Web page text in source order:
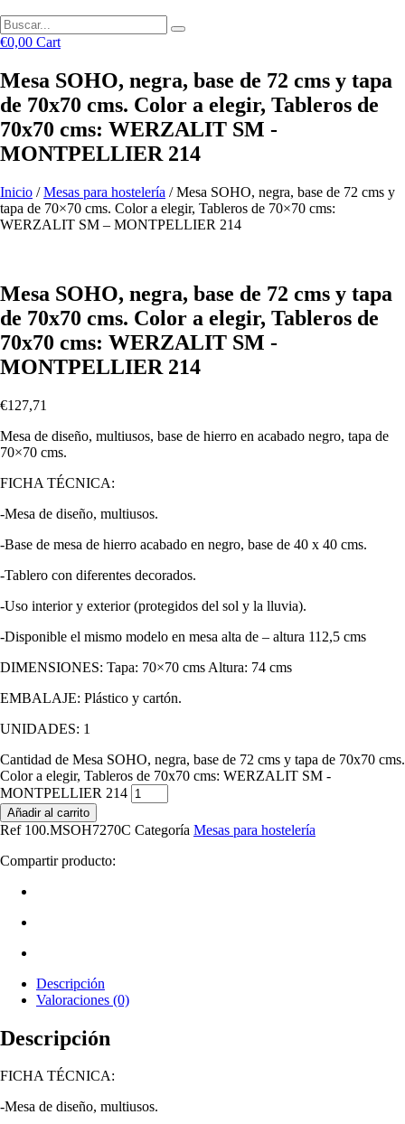
€0,00 Cart
Mesa SOHO, negra, base de 72 cms y tapa
de 70x70 cms. Color a elegir, Tableros de
70x70 cms: WERZALIT SM -
MONTPELLIER 214
Inicio /Mesas para hostelería / Mesa SOHO, negra, base de 72 cms y
tapa de 70×70 cms. Color a elegir, Tableros de 70×70 cms:
WERZALIT SM – MONTPELLIER 214
Mesa SOHO, negra, base de 72 cms y tapa
de 70x70 cms. Color a elegir, Tableros de
70x70 cms: WERZALIT SM -
MONTPELLIER 214
€127,71
Mesa de diseño, multiusos, base de hierro en acabado negro, tapa de
70×70 cms.
FICHA TÉCNICA:
-Mesa de diseño, multiusos.
-Base de mesa de hierro acabado en negro, base de 40 x 40 cms.
-Tablero con diferentes decorados.
-Uso interior y exterior (protegidos del sol y la lluvia).
-Disponible el mismo modelo en mesa alta de – altura 112,5 cms
DIMENSIONES: Tapa: 70×70 cms Altura: 74 cms
EMBALAJE: Plástico y cartón.
UNIDADES: 1
Cantidad de Mesa SOHO, negra, base de 72 cms y tapa de 70x70 cms.
Color a elegir, Tableros de 70x70 cms: WERZALIT SM -
MONTPELLIER 214
Añadir al carrito
Ref 100.MSOH7270C Categoría Mesas para hostelería
Compartir producto:
Descripción
Valoraciones (0)
Descripción
FICHA TÉCNICA:
-Mesa de diseño, multiusos.